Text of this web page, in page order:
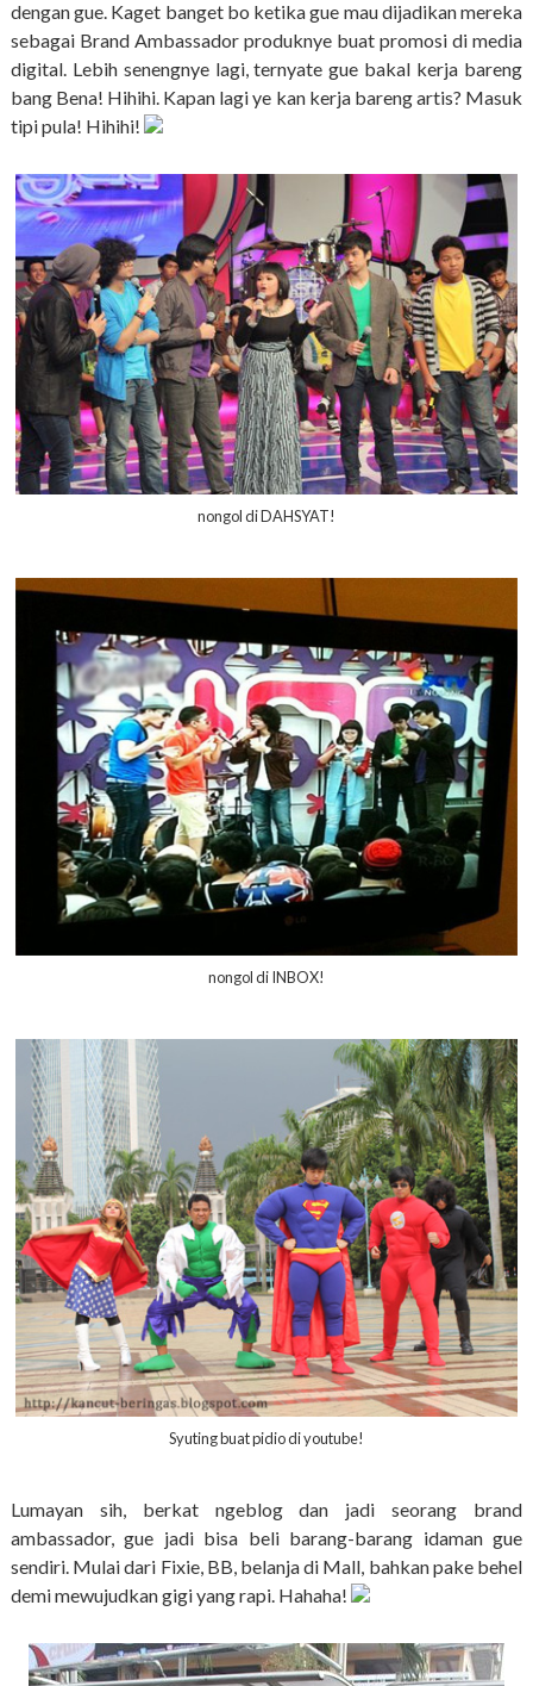
dengan gue. Kaget banget bo ketika gue mau dijadikan mereka
sebagai Brand Ambassador produknye buat promosi di media
digital. Lebih senengnye lagi, ternyate gue bakal kerja bareng
bang Bena! Hihihi. Kapan lagi ye kan kerja bareng artis? Masuk
tipi pula! Hihihi!
nongol di DAHSYAT!
nongol di INBOX!
Syuting buat pidio di youtube!
Lumayan sih, berkat ngeblog dan jadi seorang brand
ambassador, gue jadi bisa beli barang-barang idaman gue
sendiri. Mulai dari Fixie, BB, belanja di Mall, bahkan pake behel
demi mewujudkan gigi yang rapi. Hahaha!